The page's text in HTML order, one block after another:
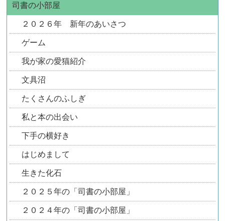
司書の小部屋
２０２６年 新年のあいさつ
ゲーム
我が家の愛猫紹介
文具沼
たくさんのふしぎ
私と本の出会い
下手の横好き
はじめまして
生きた化石
２０２５年の「司書の小部屋」
２０２４年の「司書の小部屋」